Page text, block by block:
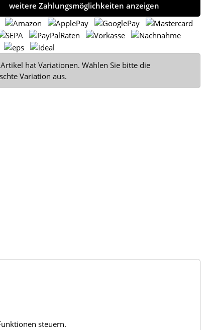
weitere Zahlungsmöglichkeiten anzeigen
hat Variationen. Wählen Sie bitte die
Variation aus.
steuern.